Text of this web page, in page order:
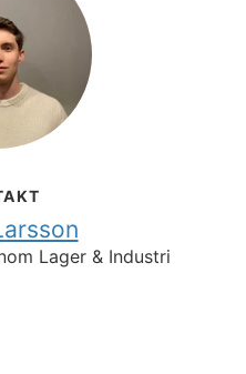
Lager & Industri